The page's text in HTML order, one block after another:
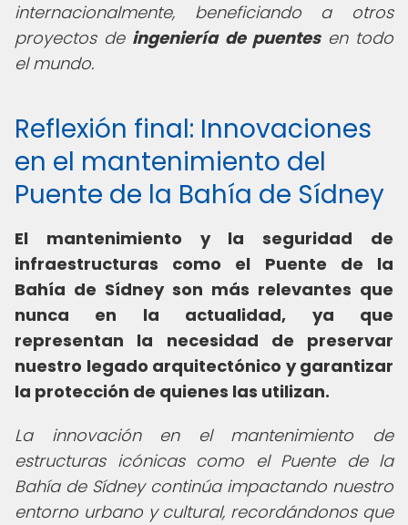
internacionalmente, beneficiando a otros
proyectos de ingeniería de puentesen todo
el mundo.
Reflexión final: Innovaciones
en el mantenimiento del
Puente de la Bahía de Sídney
El mantenimiento y la seguridad de
infraestructuras como el Puente de la
Bahía de Sídney son más relevantes que
nunca en la actualidad, ya que
representan la necesidad de preservar
nuestro legado arquitectónico y garantizar
la protección de quienes las utilizan.
La innovación en el mantenimiento de
estructuras icónicas como el Puente de la
Bahía de Sídney continúa impactando nuestro
entorno urbano y cultural, recordándonos que